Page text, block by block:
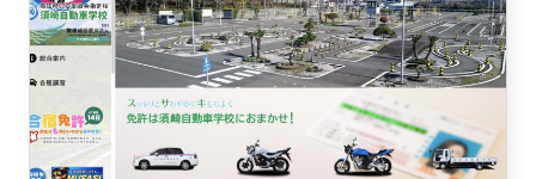
おすすめ業者